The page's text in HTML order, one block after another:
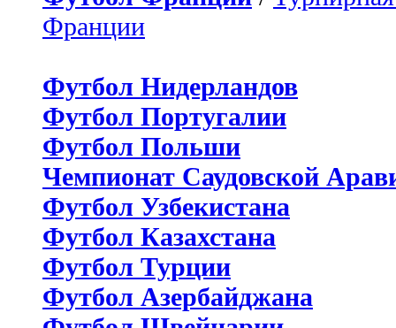
Франции
Футбол Нидерландов
Футбол Португалии
Футбол Польши
Чемпионат Саудовской
Футбол Узбекистана
Футбол Казахстана
Футбол Турции
Футбол Азербайджана